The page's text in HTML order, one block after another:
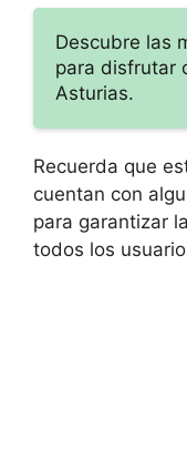
Descubre las
para disfrutar
Asturias.
Recuerda que
cuentan con
para garantizar
todos los